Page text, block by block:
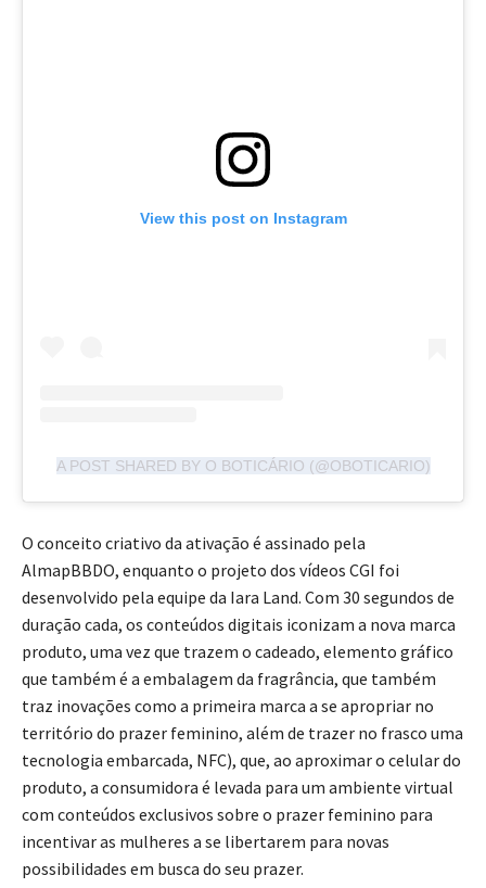
View this post on Instagram
A POST SHARED BY O BOTICÁRIO (@OBOTICARIO)
O conceito criativo da ativação é assinado pela
AlmapBBDO, enquanto o projeto dos vídeos CGI foi
desenvolvido pela equipe da Iara Land. Com 30 segundos de
duração cada, os conteúdos digitais iconizam a nova marca
produto, uma vez que trazem o cadeado, elemento gráfico
que também é a embalagem da fragrância, que também
traz inovações como a primeira marca a se apropriar no
território do prazer feminino, além de trazer no frasco uma
tecnologia embarcada, NFC), que, ao aproximar o celular do
produto, a consumidora é levada para um ambiente virtual
com conteúdos exclusivos sobre o prazer feminino para
incentivar as mulheres a se libertarem para novas
possibilidades em busca do seu prazer.